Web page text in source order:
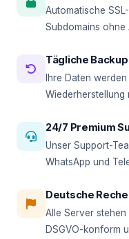
Automatische
Subdomains ohne
Tägliche
Ihre Daten
Wiederherstellung
24/7 Premium
Unser Support-
WhatsApp und
Deutsche
Alle Server
DSGVO-konform